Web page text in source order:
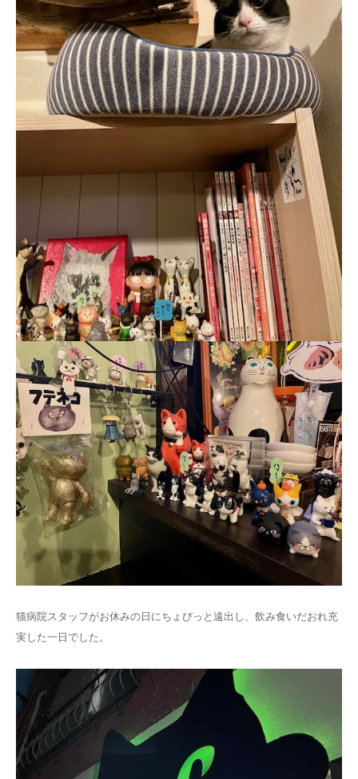
猫病院スタッフがお休みの日にちょびっと遠出し、飲み食いだおれ充
実した一日でした。